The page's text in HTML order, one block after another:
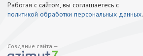
Работая с сайтом, вы соглашаетесь с
политикой обработки персональных данных.
Создание сайта —